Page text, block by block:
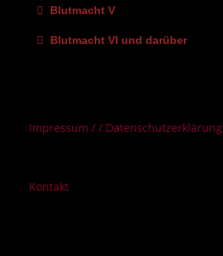
Blutmacht V
Blutmacht VI und darüber
Impressum/ / Datenschutzerklärung
Kontakt